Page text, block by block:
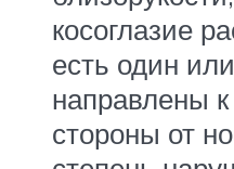
косоглазие
есть один
направлены
стороны от